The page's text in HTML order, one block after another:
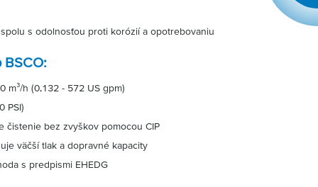
s odolnosťou proti korózií a opotrebovaniu
m³/h (0,132 - 572 US gpm)
PSI)
čistenie bez zvyškov pomocou CIP
väčší tlak a dopravné kapacity
s predpismi EHEDG